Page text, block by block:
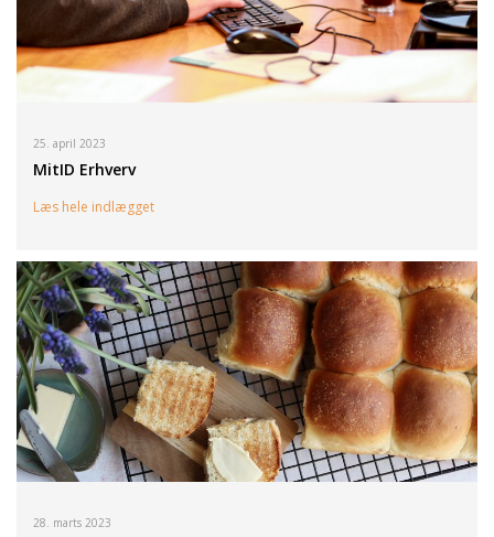
25. april 2023
MitID Erhverv
Læs hele indlægget
28. marts 2023